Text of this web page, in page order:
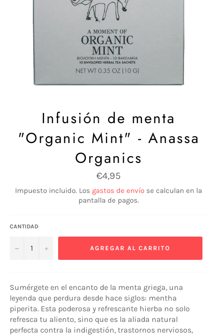
Infusión de menta
"Organic Mint" - Anassa
Organics
Precio
habitual
€4,95
Impuesto incluido. Los gastos de envío se calculan en la
pantalla de pagos.
CANTIDAD
− + AGREGAR AL CARRITO
Sumérgete en el encanto de la menta griega, una
leyenda que perdura desde hace siglos: mentha
piperita. Esta poderosa y refrescante hierba no solo
refresca tu aliento, sino que es la aliada natural
perfecta contra la indigestión, trastornos nerviosos,